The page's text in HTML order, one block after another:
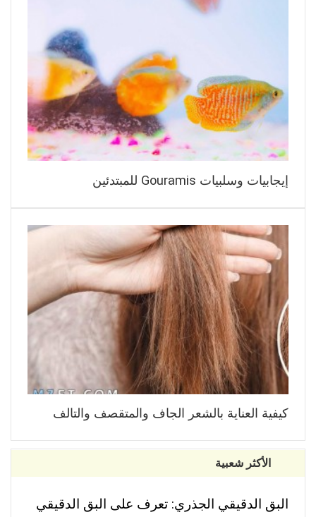
إيجابيات وسلبيات Gouramis للمبتدئين
كيفية العناية بالشعر الجاف والمتقصف والتالف
الأكثر شعبية
البق الدقيقي الجذري: تعرف على البق الدقيقي